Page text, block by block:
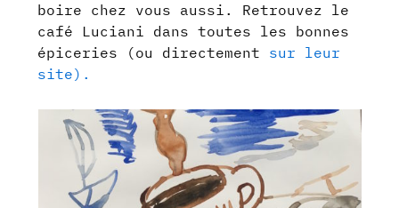
boire chez vous aussi. Retrouvez le
café Luciani dans toutes les bonnes
épiceries (ou directement sur leur
site).